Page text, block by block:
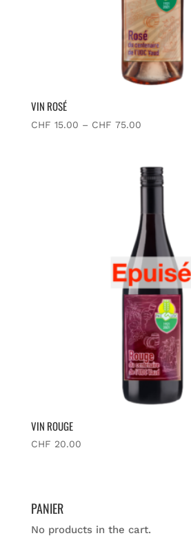
VIN ROSÉ
CHF 15.00 – CHF 75.00
VIN ROUGE
CHF 20.00
PANIER
No products in the cart.